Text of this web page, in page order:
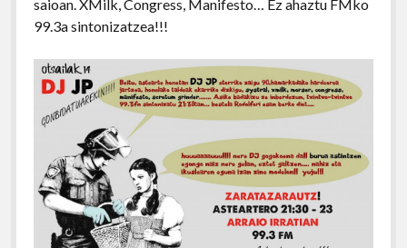
saioan. XMilk, Congress, Manifesto… Ez ahaztu FMko
99.3a sintonizatzea!!!